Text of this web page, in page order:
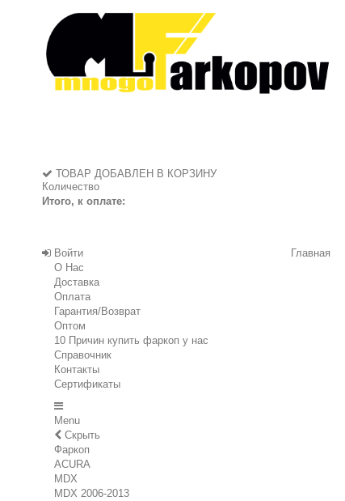
ТОВАР ДОБАВЛЕН В КОРЗИНУ
Количество
Итого, к оплате:
Войти
Главная
О Нас
Доставка
Оплата
Гарантия/Возврат
Оптом
10 Причин купить фаркоп у нас
Справочник
Контакты
Сертификаты
Menu
Скрыть
Фаркоп
ACURA
MDX
MDX 2006-2013